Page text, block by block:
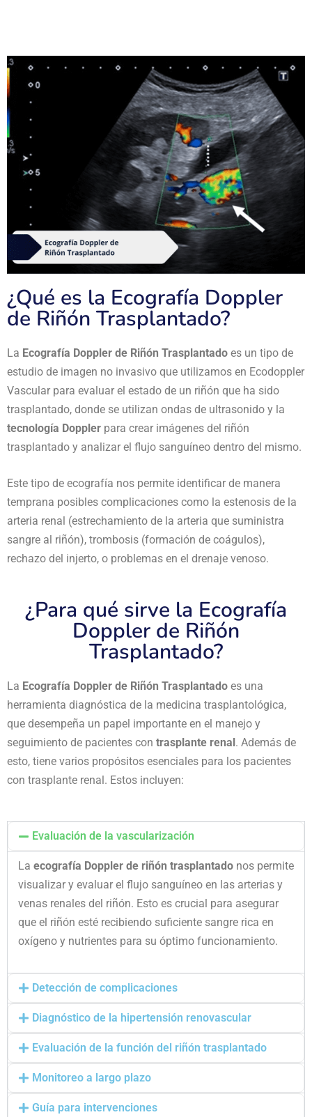
¿Qué es la Ecografía Doppler
de Riñón Trasplantado?
La Ecografía Doppler de Riñón Trasplantado es un tipo de
estudio de imagen no invasivo que utilizamos en Ecodoppler
Vascular para evaluar el estado de un riñón que ha sido
trasplantado, donde se utilizan ondas de ultrasonido y la
tecnología Doppler para crear imágenes del riñón
trasplantado y analizar el flujo sanguíneo dentro del mismo.
Este tipo de ecografía nos permite identificar de manera
temprana posibles complicaciones como la estenosis de la
arteria renal (estrechamiento de la arteria que suministra
sangre al riñón), trombosis (formación de coágulos),
rechazo del injerto, o problemas en el drenaje venoso.
¿Para qué sirve la Ecografía
Doppler de Riñón
Trasplantado?
La Ecografía Doppler de Riñón Trasplantado es una
herramienta diagnóstica de la medicina trasplantológica,
que desempeña un papel importante en el manejo y
seguimiento de pacientes con trasplante renal. Además de
esto, tiene varios propósitos esenciales para los pacientes
con trasplante renal. Estos incluyen:
Evaluación de la vascularización
La ecografía Doppler de riñón trasplantado nos permite
visualizar y evaluar el flujo sanguíneo en las arterias y
venas renales del riñón. Esto es crucial para asegurar
que el riñón esté recibiendo suficiente sangre rica en
oxígeno y nutrientes para su óptimo funcionamiento.
Detección de complicaciones
Diagnóstico de la hipertensión renovascular
Evaluación de la función del riñón trasplantado
Monitoreo a largo plazo
Guía para intervenciones